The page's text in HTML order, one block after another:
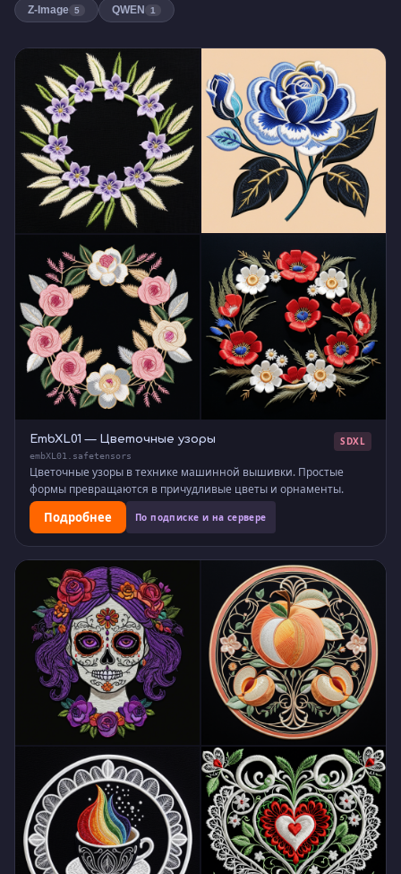
Z-Image 5 QWEN 1
EmbXL01 — Цветочные узоры
embXL01.safetensors
SDXL
Цветочные узоры в технике машинной вышивки. Простые
формы превращаются в причудливые цветы и орнаменты.
Подробнее По подписке и на сервере